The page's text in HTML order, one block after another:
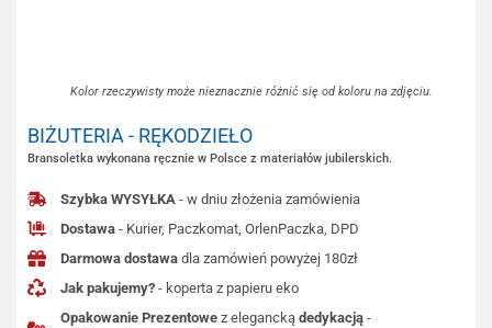
Kolor rzeczywisty może nieznacznie różnić się od koloru na zdjęciu.
BIŻUTERIA - RĘKODZIEŁO
Bransoletka wykonana ręcznie w Polsce z materiałów jubilerskich.
Szybka WYSYŁKA - w dniu złożenia zamówienia
Dostawa - Kurier, Paczkomat, OrlenPaczka, DPD
Darmowa dostawa dla zamówień powyżej 180zł
Jak pakujemy? - koperta z papieru eko
Opakowanie Prezentowe z eleganckądedykacją -